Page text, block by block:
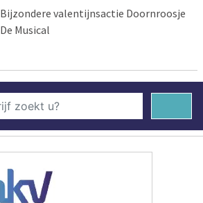
Bijzondere valentijnsactie Doornroosje
De Musical